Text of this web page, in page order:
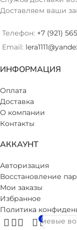
Доставляем ваши
Телефон: +7 (921)
Email:
ИНФОРМАЦИЯ
Оплата
Доставка
О компании
Контакты
АККАУНТ
Авторизация
Восстановление
Мои заказы
Избранное
Политика
© 2019 Гелиевые
0